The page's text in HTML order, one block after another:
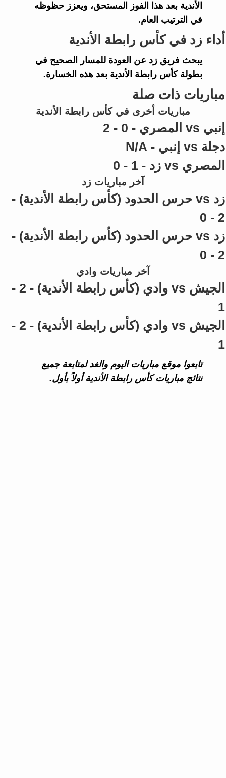
الأندية بعد هذا الفوز المستحق، ويعزز حظوظه
في الترتيب العام.
أداء زد في كأس رابطة الأندية
يبحث فريقزد عن العودة للمسار الصحيح في
بطولةكأس رابطة الأندية بعد هذه الخسارة.
مباريات ذات صلة
مباريات أخرى في كأس رابطة الأندية
إنبي vs المصري - 0 - 2
دجلة vs إنبي - N/A
المصري vs زد - 1 - 0
آخر مباريات زد
زد vs حرس الحدود (كأس رابطة الأندية) -
2 - 0
زد vs حرس الحدود (كأس رابطة الأندية) -
2 - 0
آخر مباريات وادي
الجيش vs وادي (كأس رابطة الأندية) - 2 -
1
الجيش vs وادي (كأس رابطة الأندية) - 2 -
1
تابعوا موقع مباريات اليوم والغد لمتابعة جميع
نتائج مباريات كأس رابطة الأندية أولاً بأول.